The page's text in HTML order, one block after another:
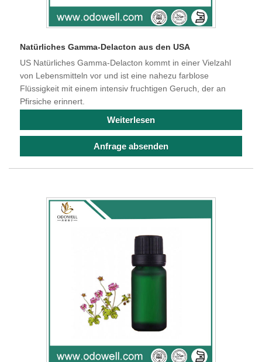
Natürliches Gamma-Delacton aus den USA
US Natürliches Gamma-Delacton kommt in einer Vielzahl
von Lebensmitteln vor und ist eine nahezu farblose
Flüssigkeit mit einem intensiv fruchtigen Geruch, der an
Pfirsiche erinnert.
Weiterlesen
Anfrage absenden